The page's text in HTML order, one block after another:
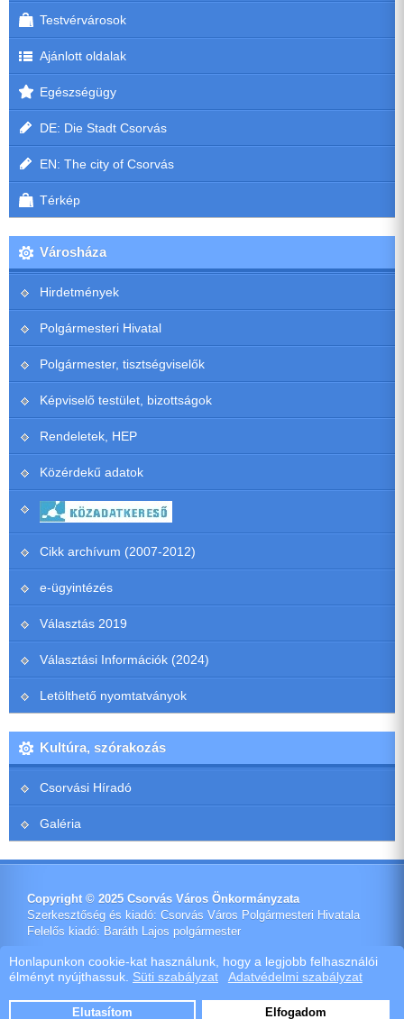
Honlapunkon cookie-kat használunk, hogy a legjobb felhasználói
élményt nyújthassuk. Süti szabályzat Adatvédelmi szabályzat
Elutasítom Elfogadom
Testvérvárosok
Ajánlott oldalak
Egészségügy
DE: Die Stadt Csorvás
EN: The city of Csorvás
Térkép
Városháza
Hirdetmények
Polgármesteri Hivatal
Polgármester, tisztségviselők
Képviselő testület, bizottságok
Rendeletek, HEP
Közérdekű adatok
Cikk archívum (2007-2012)
e-ügyintézés
Választás 2019
Választási Információk (2024)
Letölthető nyomtatványok
Kultúra, szórakozás
Csorvási Híradó
Galéria
Copyright © 2025 Csorvás Város Önkormányzata
Szerkesztőség és kiadó: Csorvás Város Polgármesteri Hivatala
Felelős kiadó: Baráth Lajos polgármester
Impresszum
Ötletes Megoldások Kft.
Webdeisign|Webhost